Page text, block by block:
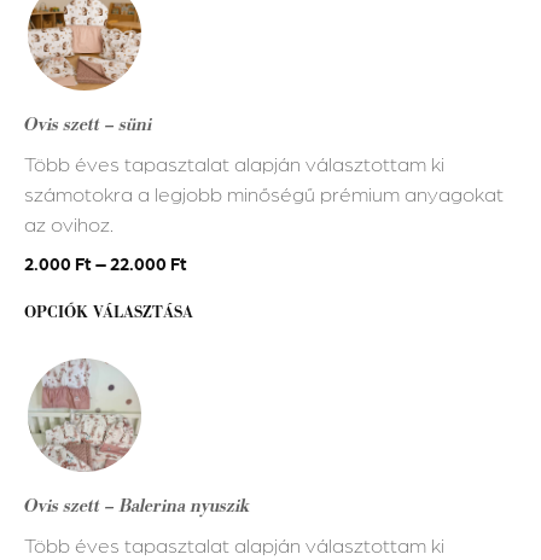
Ovis szett – süni
Több éves tapasztalat alapján választottam ki
számotokra a legjobb minőségű prémium anyagokat
az ovihoz.
2.000 Ft–22.000 Ft
OPCIÓK VÁLASZTÁSA
a
terméknek
több
van.
A
változatok
a
termékoldalon
ki
Ovis szett – Balerina nyuszik
Több éves tapasztalat alapján választottam ki
Ennek
a
terméknek
több
van.
A